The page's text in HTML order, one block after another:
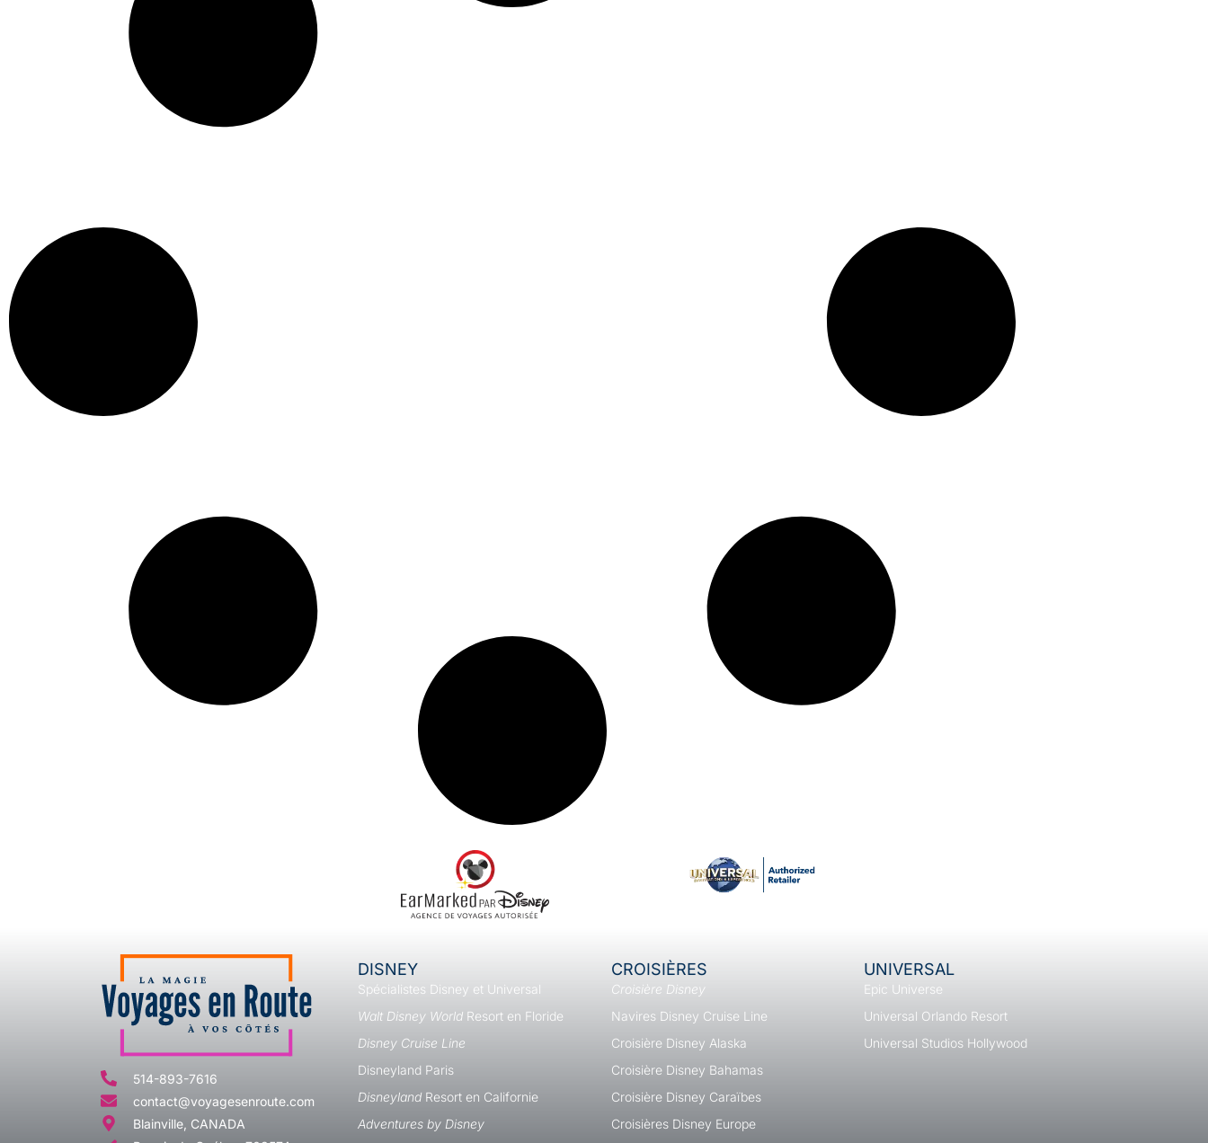
514-893-7616
contact@voyagesenroute.com
Blainville, CANADA
DISNEY
Spécialistes Disney et Universal
Walt Disney World Resort en Floride
Disney Cruise Line
Disneyland Paris
DisneylandResort en Californie
Adventures by Disney
CROISIÈRES
Croisière Disney
Navires Disney Cruise Line
Croisière Disney Alaska
Croisière Disney Bahamas
Croisière Disney Caraïbes
Croisières Disney Europe
UNIVERSAL
Epic Universe
Universal Orlando Resort
Universal Studios Hollywood